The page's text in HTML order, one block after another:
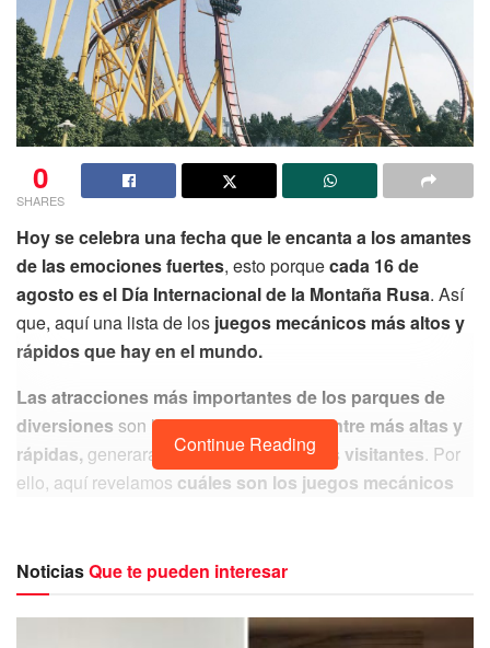
0
SHARES
Hoy se celebra una fecha que le encanta a los amantes
de las emociones fuertes, esto porquecada 16 de
agosto es el Día Internacional de la Montaña Rusa. Así
que, aquí una lista de los juegos mecánicos más altos y
rápidos que hay en el mundo.
Las atracciones más importantes de los parques de
diversiones son las montañas rusas y,entre más altas y
rápidas, generarán mayor interés en los visitantes. Por
ello, aquí revelamos cuáles son los juegos mecánicos
Continue Reading
NoticiasQue te pueden interesar